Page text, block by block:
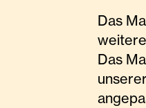
Das
Das